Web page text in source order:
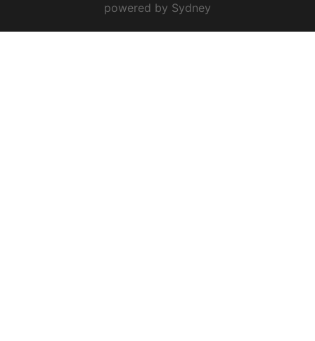
powered by Sydney